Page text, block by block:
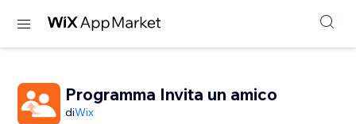
Programma Invita un amico
diWix